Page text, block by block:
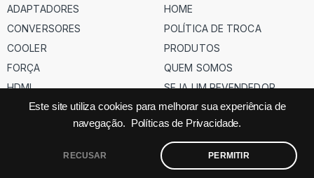
Este site utiliza cookies para melhorar sua experiência de
navegação.
Políticas de Privacidade.
RECUSAR PERMITIR
ADAPTADORES
CONVERSORES
COOLER
FORÇA
HDMI
HOME
POLÍTICA DE TROCA
PRODUTOS
QUEM SOMOS
SEJA UM REVENDEDOR